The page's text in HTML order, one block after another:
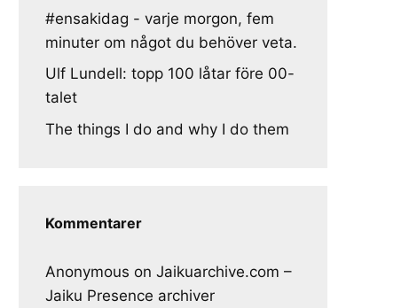
#ensakidag - varje morgon, fem
minuter om något du behöver veta.
Ulf Lundell: topp 100 låtar före 00-
talet
The things I do and why I do them
Kommentarer
Anonymous on Jaikuarchive.com –
Jaiku Presence archiver